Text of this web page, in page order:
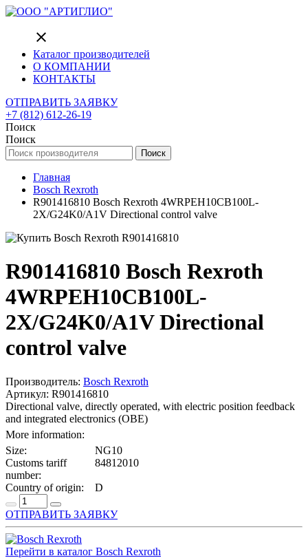
close
Каталог производителей
О КОМПАНИИ
КОНТАКТЫ
ОТПРАВИТЬ ЗАЯВКУ
+7 (812) 612-26-19
Поиск
Поиск
Поиск
Главная
Bosch Rexroth
R901416810 Bosch Rexroth 4WRPEH10CB100L-
2X/G24K0/A1V Directional control valve
R901416810 Bosch Rexroth
4WRPEH10CB100L-
2X/G24K0/A1V Directional
control valve
Производитель: Bosch Rexroth
Артикул: R901416810
Directional valve, directly operated, with electric position feedback
and integrated electronics (OBE)
More information:
Size:
NG10
Customs tariff
number:
84812010
Country of origin: D
ОТПРАВИТЬ ЗАЯВКУ
Перейти в каталог Bosch Rexroth